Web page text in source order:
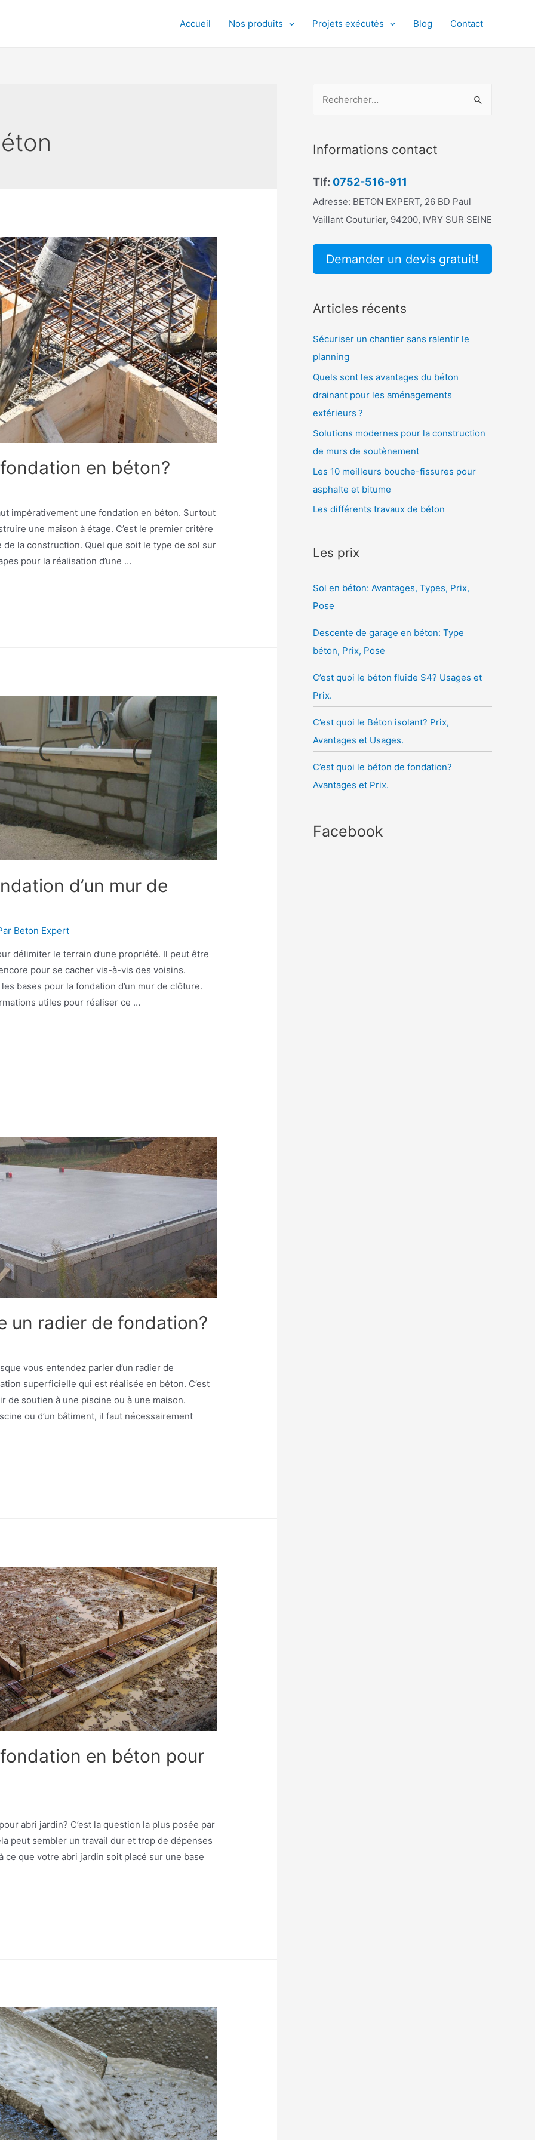
Accueil Nos produits Projets exécutés Blog Contact
en béton?
impérativement une fondation en béton. Surtout
une maison à étage. C’est le premier critère
la construction. Quel que soit le type de sol sur
pour la réalisation d’une …
d’un mur de
Beton Expert
délimiter le terrain d’une propriété. Il peut être
pour se cacher vis-à-vis des voisins.
bases pour la fondation d’un mur de clôture.
utiles pour réaliser ce …
un radier de fondation?
vous entendez parler d’un radier de
superficielle qui est réalisée en béton. C’est
soutien à une piscine ou à une maison.
ou d’un bâtiment, il faut nécessairement
en béton pour
abri jardin? C’est la question la plus posée par
peut sembler un travail dur et trop de dépenses
que votre abri jardin soit placé sur une base
h
r
c
h
Informations contact
Tlf: 0752-516-911
Adresse: BETON EXPERT, 26 BD Paul
Vaillant Couturier, 94200, IVRY SUR SEINE
Demander un devis gratuit!
Articles récents
Sécuriser un chantier sans ralentir le
planning
Quels sont les avantages du béton
drainant pour les aménagements
extérieurs ?
Solutions modernes pour la construction
de murs de soutènement
Les 10 meilleurs bouche-fissures pour
asphalte et bitume
Les différents travaux de béton
Les prix
Sol en béton: Avantages, Types, Prix,
Pose
Descente de garage en béton: Type
béton, Prix, Pose
C’est quoi le béton fluide S4? Usages et
Prix.
C’est quoi le Béton isolant? Prix,
Avantages et Usages.
C’est quoi le béton de fondation?
Avantages et Prix.
Facebook